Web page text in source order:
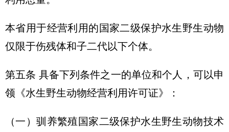
本省用于经营利用的国家二级保护水生野生动物
仅限于伤残体和子二代以下个体。
第五条 具备下列条件之一的单位和个人，可以申
领《水生野生动物经营利用许可证》：
（一）驯养繁殖国家二级保护水生野生动物技术